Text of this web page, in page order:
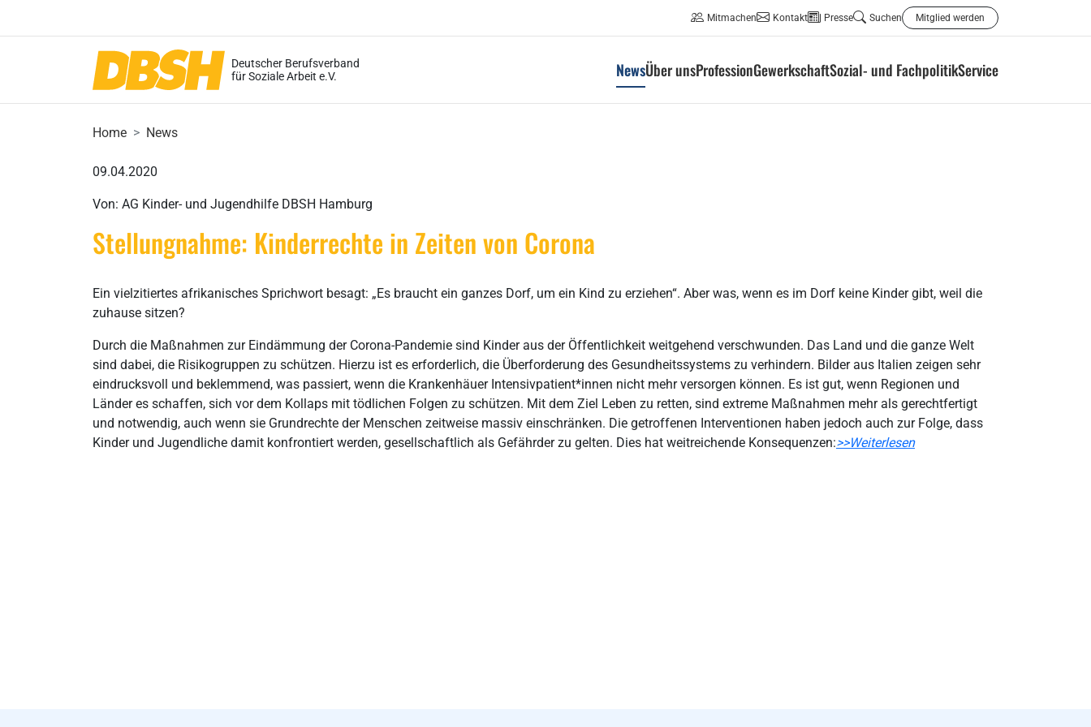
Mitmachen Kontakt Presse Suchen Mitglied werden
Deutscher Berufsverband
für Soziale Arbeit e.V.
NewsÜber unsProfessionGewerkschaftSozial- und FachpolitikService
Home News
09.04.2020
Von: AG Kinder- und Jugendhilfe DBSH Hamburg
Stellungnahme: Kinderrechte in Zeiten von Corona
Ein vielzitiertes afrikanisches Sprichwort besagt: „Es braucht ein ganzes Dorf, um ein Kind zu erziehen“. Aber was, wenn es im Dorf keine Kinder gibt, weil die
zuhause sitzen?
Durch die Maßnahmen zur Eindämmung der Corona-Pandemie sind Kinder aus der Öffentlichkeit weitgehend verschwunden. Das Land und die ganze Welt
sind dabei, die Risikogruppen zu schützen. Hierzu ist es erforderlich, die Überforderung des Gesundheitssystems zu verhindern. Bilder aus Italien zeigen sehr
eindrucksvoll und beklemmend, was passiert, wenn die Krankenhäuer Intensivpatient*innen nicht mehr versorgen können. Es ist gut, wenn Regionen und
Länder es schaffen, sich vor dem Kollaps mit tödlichen Folgen zu schützen. Mit dem Ziel Leben zu retten, sind extreme Maßnahmen mehr als gerechtfertigt
und notwendig, auch wenn sie Grundrechte der Menschen zeitweise massiv einschränken. Die getroffenen Interventionen haben jedoch auch zur Folge, dass
Kinder und Jugendliche damit konfrontiert werden, gesellschaftlich als Gefährder zu gelten. Dies hat weitreichende Konsequenzen:>>Weiterlesen